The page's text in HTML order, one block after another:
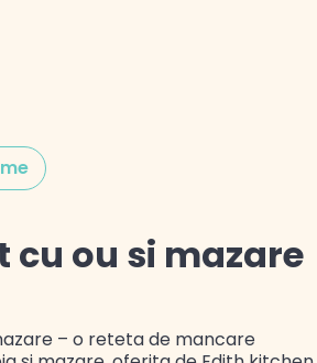
cu ou si mazare
– o reteta de mancare